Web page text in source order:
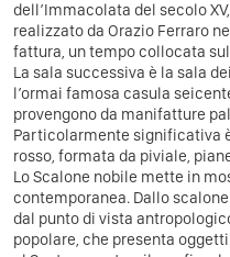
dell’Immacolata del secolo
realizzato da Orazio Ferraro
fattura, un tempo collocata
La sala successiva è la sala
l’ormai famosa casula
provengono da manifatture
Particolarmente significativa
rosso, formata da piviale,
Lo Scalone nobile mette in
contemporanea. Dallo
dal punto di vista
popolare, che presenta